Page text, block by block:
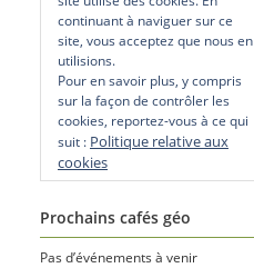
continuant à naviguer sur ce
site, vous acceptez que nous en
utilisions.
Pour en savoir plus, y compris
sur la façon de contrôler les
cookies, reportez-vous à ce qui
suit : Politique relative aux
cookies
Prochains cafés géo
Pas d’événements à venir